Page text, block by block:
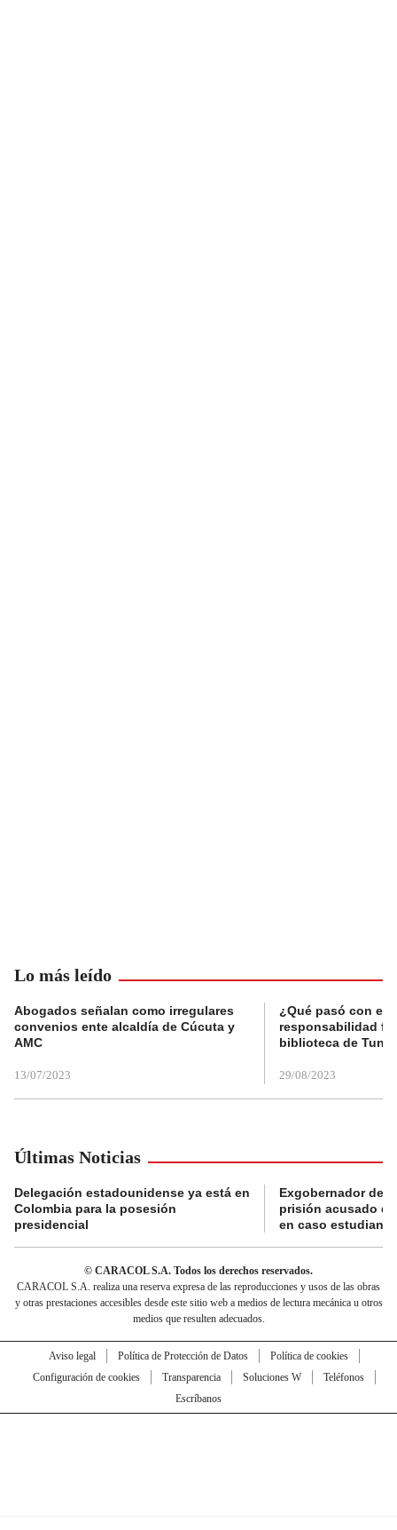
Lo más leído
Abogados señalan como irregulares
convenios ente alcaldía de Cúcuta y
AMC
13/07/2023
¿Qué pasó con el
responsabilidad
biblioteca de
29/08/2023
Últimas Noticias
Delegación estadounidense ya está en
Colombia para la posesión
presidencial
Exgobernador de
prisión acusado
en caso
© CARACOL S.A. Todos los derechos reservados.
CARACOL S.A. realiza una reserva expresa de las reproducciones y usos de las obras
y otras prestaciones accesibles desde este sitio web a medios de lectura mecánica u otros
medios que resulten adecuados.
Aviso legal Política de Protección de Datos
Política de cookies
Configuración de cookies
Transparencia Soluciones W
Teléfonos
Escríbanos